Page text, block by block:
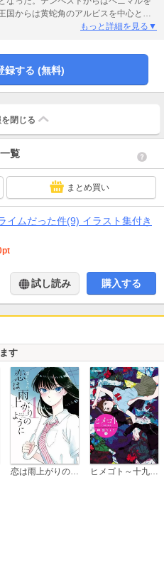
からは黄蛇角のアルビスを中心とす
流が開始されると思われたが、挨拶も
もっと詳細を見る▼
録する (無料)
閉じる
覧
まとめ買い
イムだった件(9) イラスト集付き
試し読み 購入する
す
ヒメゴト～十九歳の制服～